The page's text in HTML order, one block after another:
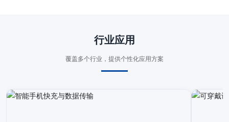
行业应用
覆盖多个行业，提供个性化应用方案